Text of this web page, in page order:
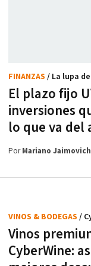
El plazo fijo
inversiones
lo que va del
FINANZAS / La lupa
PorMariano Jaimovich
Vinos
CyberWine:
VINOS & BODEGAS /